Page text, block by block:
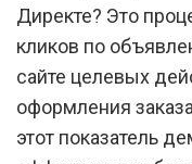
Директе? Это
кликов по
сайте целевых
оформления
этот показатель